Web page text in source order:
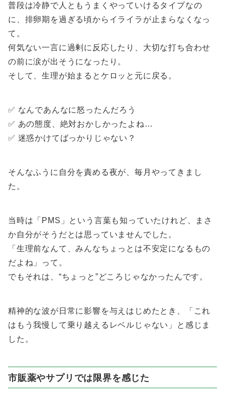
普段は冷静で人ともうまくやっていけるタイプなの
に、排卵期を過ぎる頃からイライラが止まらなくなっ
て。
何気ない一言に過剰に反応したり、大切な打ち合わせ
の前に涙が出そうになったり。
そして、生理が始まるとケロッと元に戻る。
✅ なんであんなに怒ったんだろう
✅ あの態度、絶対おかしかったよね…
✅ 迷惑かけてばっかりじゃない？
そんなふうに自分を責める夜が、毎月やってきまし
た。
当時は「PMS」という言葉も知っていたけれど、まさ
か自分がそうだとは思っていませんでした。
「生理前なんて、みんなちょっとは不安定になるもの
だよね」って。
でもそれは、“ちょっと”どころじゃなかったんです。
精神的な波が日常に影響を与えはじめたとき、「これ
はもう我慢して乗り越えるレベルじゃない」と感じま
した。
市販薬やサプリでは限界を感じた